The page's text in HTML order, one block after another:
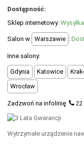
Dostępność:
Sklep internetowy:
Salon w Warszawie :
Inne salony:
Gdynia Katowice
Wrocław
Zadzwoń na infolinię 22
Wytrzymałe urządzenie